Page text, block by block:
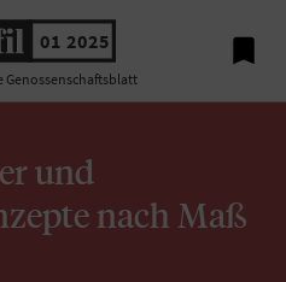
01 2025
Genossenschaftsblatt

und
nach Maß